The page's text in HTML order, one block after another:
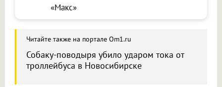
«Макс»
Читайте также на портале Om1.ru
Собаку-поводыря убило ударом тока от
троллейбуса в Новосибирске